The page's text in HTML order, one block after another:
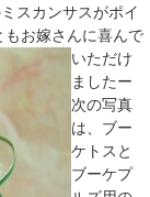
スカンサスがポイ
もお嫁さんに喜んで
いただけ
ましたー
次の写真
は、ブー
ケトスと
ブーケプ